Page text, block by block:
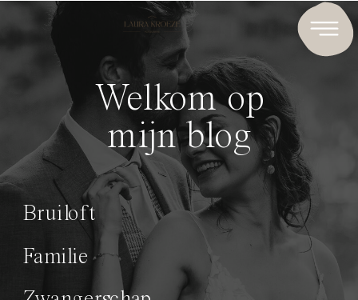
Familie
Bruiloft
Welkom op
mijn blog